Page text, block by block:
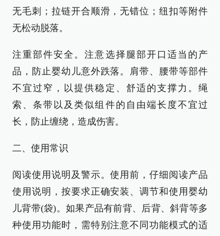
无毛刺；拉链开合顺滑，无错位；纽扣等附件
无松动脱落。
注重部件安全。注意选择腿部开口适当的产
品，防止婴幼儿意外跌落。肩带、腰带等部件
不宜过窄，以提供稳定、舒适的支撑力。绳
索、条带以及类似组件的自由端长度不宜过
长，防止缠绕，造成伤害。
二、使用常识
阅读使用说明及警示。使用前，仔细阅读产品
使用说明，按要求正确安装、调节和使用婴幼
儿背带(袋)。如果产品有前背、后背、斜背等多
种使用功能时，需特别注意不同功能模式的适